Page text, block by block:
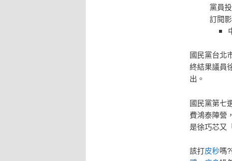
黨員
訂閱
國民黨台北
終結果議員
出。
國民黨第七
費鴻泰陣營
是徐巧芯又
該打皮秒嗎